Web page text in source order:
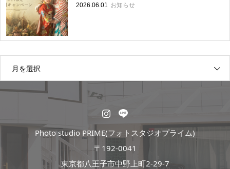
2026.06.01 お知らせ
月を選択
Photo studio PRIME(フォトスタジオプライム)
〒192-0041
東京都八王子市中野上町2-29-7